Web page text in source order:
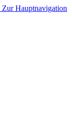
Zur Hauptnavigation